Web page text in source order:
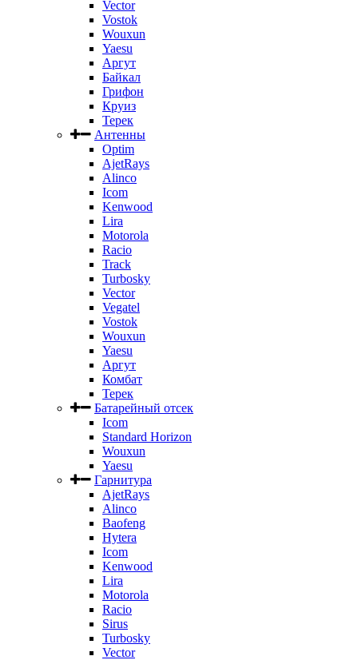
Vector
Vostok
Wouxun
Yaesu
Аргут
Байкал
Грифон
Круиз
Терек
Антенны
Optim
AjetRays
Alinco
Icom
Kenwood
Lira
Motorola
Racio
Track
Turbosky
Vector
Vegatel
Vostok
Wouxun
Yaesu
Аргут
Комбат
Терек
Батарейный отсек
Icom
Standard Horizon
Wouxun
Yaesu
Гарнитура
AjetRays
Alinco
Baofeng
Hytera
Icom
Kenwood
Lira
Motorola
Racio
Sirus
Turbosky
Vector